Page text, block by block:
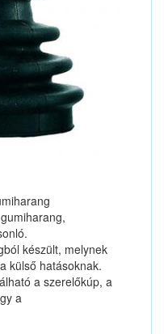
készült, melynek
külső hatásoknak.
a szerelőkúp, a
a